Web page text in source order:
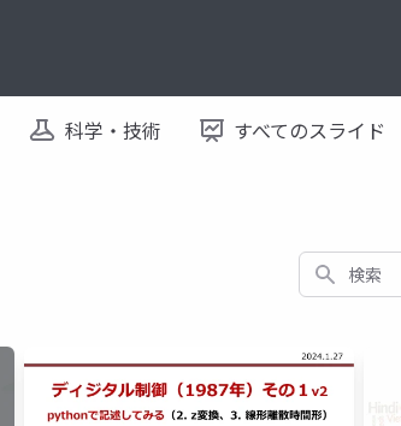
科学・技術 すべてのスライド
検索